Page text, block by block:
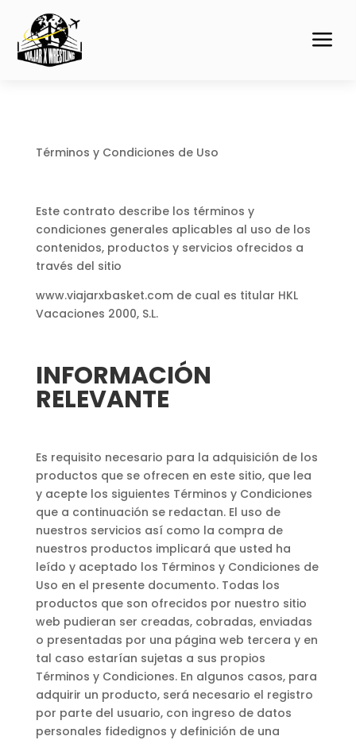
a
Términos y Condiciones de Uso
Este contrato describe los términos y
condiciones generales aplicables al uso de los
contenidos, productos y servicios ofrecidos a
través del sitio
www.viajarxbasket.com de cual es titular HKL
Vacaciones 2000, S.L.
INFORMACIÓN
RELEVANTE
Es requisito necesario para la adquisición de los
productos que se ofrecen en este sitio, que lea
y acepte los siguientes Términos y Condiciones
que a continuación se redactan. El uso de
nuestros servicios así como la compra de
nuestros productos implicará que usted ha
leído y aceptado los Términos y Condiciones de
Uso en el presente documento. Todas los
productos que son ofrecidos por nuestro sitio
web pudieran ser creadas, cobradas, enviadas
o presentadas por una página web tercera y en
tal caso estarían sujetas a sus propios
Términos y Condiciones. En algunos casos, para
adquirir un producto, será necesario el registro
por parte del usuario, con ingreso de datos
personales fidedignos y definición de una